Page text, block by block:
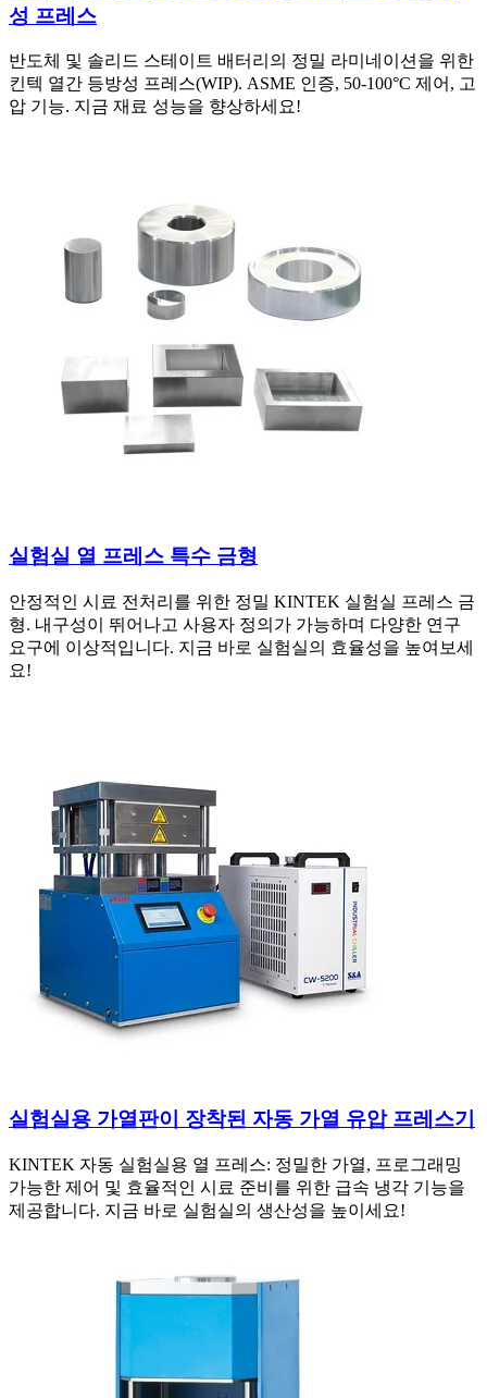
성 프레스
반도체 및 솔리드 스테이트 배터리의 정밀 라미네이션을 위한
킨텍 열간 등방성 프레스(WIP). ASME 인증, 50-100°C 제어, 고
압 기능. 지금 재료 성능을 향상하세요!
실험실 열 프레스 특수 금형
안정적인 시료 전처리를 위한 정밀 KINTEK 실험실 프레스 금
형. 내구성이 뛰어나고 사용자 정의가 가능하며 다양한 연구
요구에 이상적입니다. 지금 바로 실험실의 효율성을 높여보세
요!
실험실용 가열판이 장착된 자동 가열 유압 프레스기
KINTEK 자동 실험실용 열 프레스: 정밀한 가열, 프로그래밍
가능한 제어 및 효율적인 시료 준비를 위한 급속 냉각 기능을
제공합니다. 지금 바로 실험실의 생산성을 높이세요!